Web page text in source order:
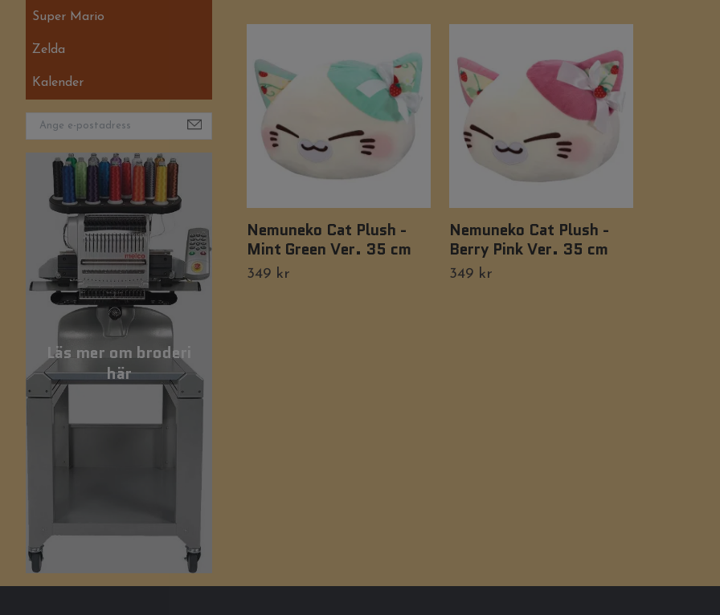
Super Mario
Zelda
Kalender
Läs mer om broderi
här
Nemuneko Cat Plush -
Mint Green Ver. 35 cm
349 kr
Nemuneko Cat Plush -
Berry Pink Ver. 35 cm
349 kr